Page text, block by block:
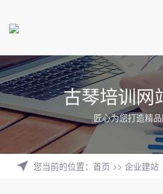
古琴培训网
匠心为您打造精
您当前的位置： 首页 >> 企业建站